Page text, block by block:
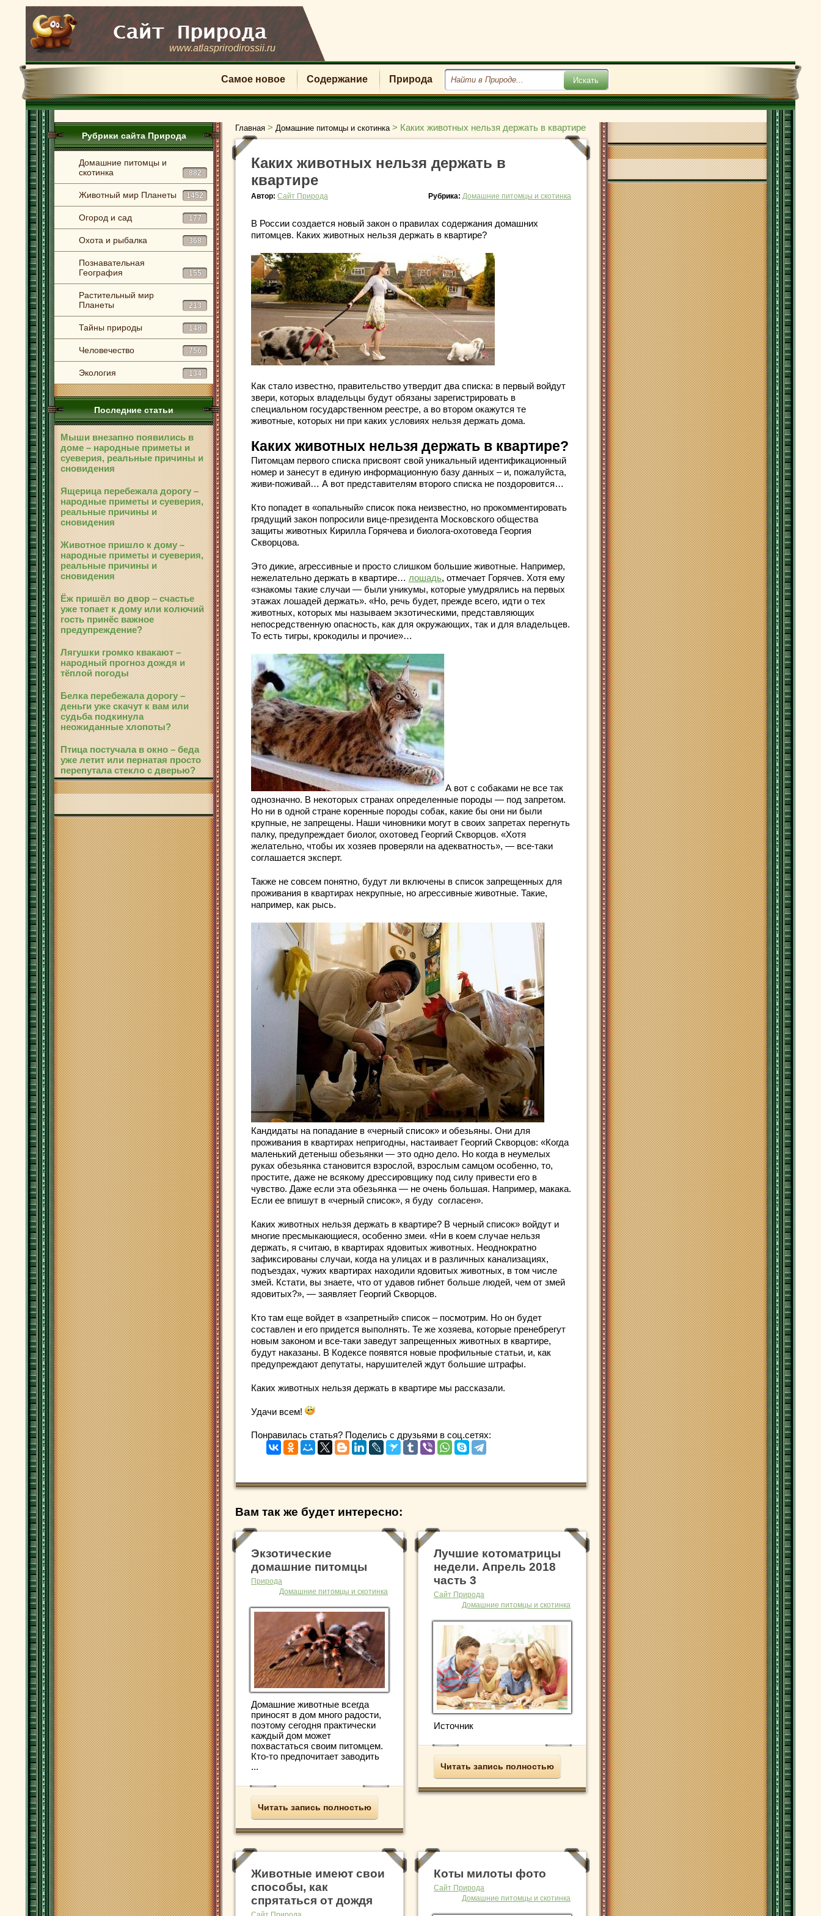
www.atlasprirodirossii.ru
Самое новое Содержание Природа
Рубрики сайта Природа
Домашние питомцы и
скотинка
882
Животный мир Планеты 1452
Огород и сад 177
Охота и рыбалка 368
Познавательная
География
155
Растительный мир
Планеты
213
Тайны природы 148
Человечество 756
Экология 134
Последние статьи
Мыши внезапно появились в
доме – народные приметы и
суеверия, реальные причины и
сновидения
Ящерица перебежала дорогу –
народные приметы и суеверия,
реальные причины и
сновидения
Животное пришло к дому –
народные приметы и суеверия,
реальные причины и
сновидения
Ёж пришёл во двор – счастье
уже топает к дому или колючий
гость принёс важное
предупреждение?
Лягушки громко квакают –
народный прогноз дождя и
тёплой погоды
Белка перебежала дорогу –
деньги уже скачут к вам или
судьба подкинула
неожиданные хлопоты?
Птица постучала в окно – беда
уже летит или пернатая просто
перепутала стекло с дверью?
Главная > Домашние питомцы и скотинка > Каких животных нельзя держать в квартире
Каких животных нельзя держать в
квартире
Автор: Сайт Природа Рубрика: Домашние питомцы и скотинка
В России создается новый закон о правилах содержания домашних
питомцев. Каких животных нельзя держать в квартире?
Как стало известно, правительство утвердит два списка: в первый войдут
звери, которых владельцы будут обязаны зарегистрировать в
специальном государственном реестре, а во втором окажутся те
животные, которых ни при каких условиях нельзя держать дома.
Каких животных нельзя держать в квартире?
Питомцам первого списка присвоят свой уникальный идентификационный
номер и занесут в единую информационную базу данных – и, пожалуйста,
живи-поживай… А вот представителям второго списка не поздоровится…
Кто попадет в «опальный» список пока неизвестно, но прокомментировать
грядущий закон попросили вице-президента Московского общества
защиты животных Кирилла Горячева и биолога-охотоведа Георгия
Скворцова.
Это дикие, агрессивные и просто слишком большие животные. Например,
нежелательно держать в квартире… лошадь, отмечает Горячев. Хотя ему
«знакомы такие случаи — были уникумы, которые умудрялись на первых
этажах лошадей держать». «Но, речь будет, прежде всего, идти о тех
животных, которых мы называем экзотическими, представляющих
непосредственную опасность, как для окружающих, так и для владельцев.
То есть тигры, крокодилы и прочие»…
А вот с собаками не все так
однозначно. В некоторых странах определенные породы — под запретом.
Но ни в одной стране коренные породы собак, какие бы они ни были
крупные, не запрещены. Наши чиновники могут в своих запретах перегнуть
палку, предупреждает биолог, охотовед Георгий Скворцов. «Хотя
желательно, чтобы их хозяев проверяли на адекватность», — все-таки
соглашается эксперт.
Также не совсем понятно, будут ли включены в список запрещенных для
проживания в квартирах некрупные, но агрессивные животные. Такие,
например, как рысь.
Кандидаты на попадание в «черный список» и обезьяны. Они для
проживания в квартирах непригодны, настаивает Георгий Скворцов: «Когда
маленький детеныш обезьянки — это одно дело. Но когда в неумелых
руках обезьянка становится взрослой, взрослым самцом особенно, то,
простите, даже не всякому дрессировщику под силу привести его в
чувство. Даже если эта обезьянка — не очень большая. Например, макака.
Если ее впишут в «черный список», я буду согласен».
Каких животных нельзя держать в квартире? В черный список» войдут и
многие пресмыкающиеся, особенно змеи. «Ни в коем случае нельзя
держать, я считаю, в квартирах ядовитых животных. Неоднократно
зафиксированы случаи, когда на улицах и в различных канализациях,
подъездах, чужих квартирах находили ядовитых животных, в том числе
змей. Кстати, вы знаете, что от удавов гибнет больше людей, чем от змей
ядовитых?», — заявляет Георгий Скворцов.
Кто там еще войдет в «запретный» список – посмотрим. Но он будет
составлен и его придется выполнять. Те же хозяева, которые пренебрегут
новым законом и все-таки заведут запрещенных животных в квартире,
будут наказаны. В Кодексе появятся новые профильные статьи, и, как
предупреждают депутаты, нарушителей ждут большие штрафы.
Каких животных нельзя держать в квартире мы рассказали.
Удачи всем!
Понравилась статья? Поделись с друзьями в соц.сетях:
Вам так же будет интересно:
Экзотические
домашние питомцы
Природа
Домашние питомцы и скотинка
Домашние животные всегда
приносят в дом много радости,
поэтому сегодня практически
каждый дом может
похвастаться своим питомцем.
Кто-то предпочитает заводить
...
Читать запись полностью
Лучшие котоматрицы
недели. Апрель 2018
часть 3
Сайт Природа
Домашние питомцы и скотинка
Источник
Читать запись полностью
Животные имеют свои
способы, как
спрятаться от дождя
Коты милоты фото
Сайт Природа
Домашние питомцы и скотинка